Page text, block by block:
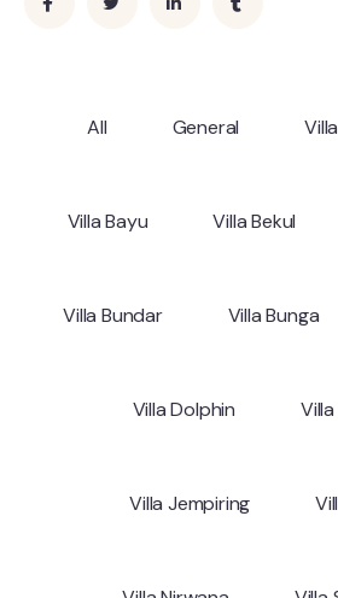
All General
Villa Bayu Villa Bekul
Villa Bundar Villa Bunga
Villa Dolphin
Villa Jempiring